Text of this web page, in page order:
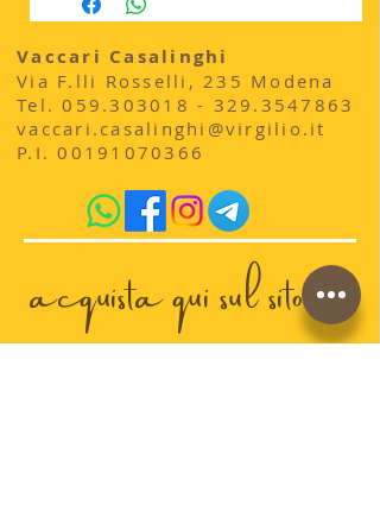
Vaccari Casalinghi
Via F.lli Rosselli, 235 Modena
​Tel.059.303018 - 329 .3547863
vaccari.casalinghi@virgilio.it
P.I.00191070366
acquista qui sul sito